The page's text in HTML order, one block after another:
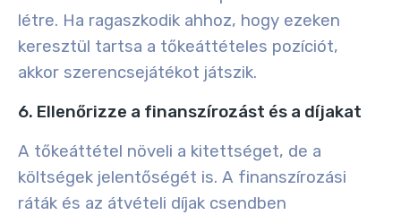
létre. Ha ragaszkodik ahhoz, hogy ezeken
keresztül tartsa a tőkeáttételes pozíciót,
akkor szerencsejátékot játszik.
6. Ellenőrizze a finanszírozást és a díjakat
A tőkeáttétel növeli a kitettséget, de a
költségek jelentőségét is. A finanszírozási
ráták és az átvételi díjak csendben